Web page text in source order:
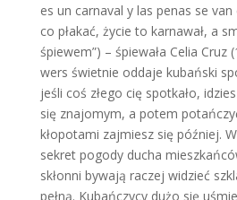
es un carnaval y las penas se
co płakać, życie to karnawał, a
śpiewem”) – śpiewała Celia Cruz
wers świetnie oddaje kubański
jeśli coś złego cię spotkało,
się znajomym, a potem
kłopotami zajmiesz się później.
sekret pogody ducha
skłonni bywają raczej widzieć
pełną. Kubańczycy dużo się